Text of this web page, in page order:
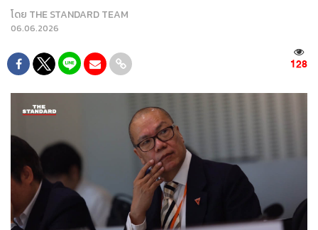
โดย THE STANDARD TEAM
06.06.2026
128